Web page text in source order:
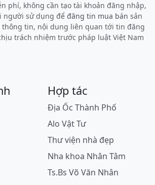
phí, không cần tạo tài khoản đăng nhập,
người sử dụng để đăng tin mua bán sản
thông tin, nội dung liên quan tới tin đăng
trách nhiệm trước pháp luật Việt Nam
Hợp tác
Địa Ốc Thành Phố
Alo Vật Tư
Thư viện nhà đẹp
Nha khoa Nhân Tâm
Ts.Bs Võ Văn Nhân